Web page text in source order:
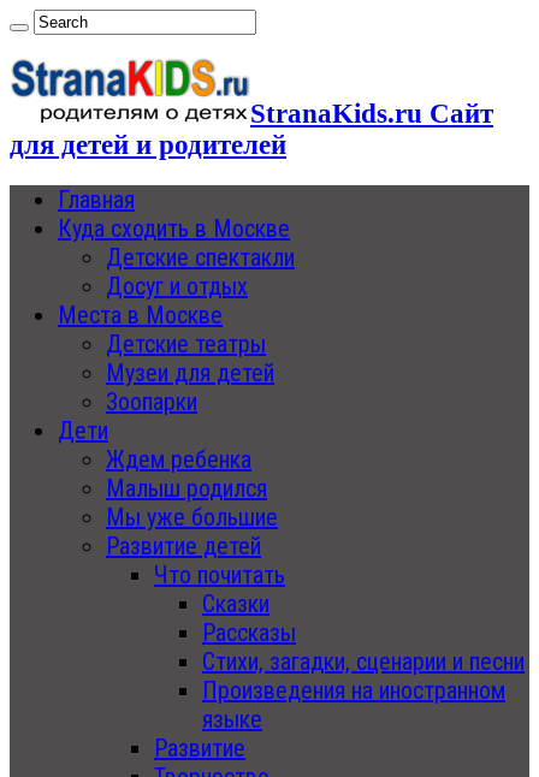
StranaKids.ru Сайт
для детей и родителей
Главная
Куда сходить в Москве
Детские спектакли
Досуг и отдых
Места в Москве
Детские театры
Музеи для детей
Зоопарки
Дети
Ждем ребенка
Малыш родился
Мы уже большие
Развитие детей
Что почитать
Сказки
Рассказы
Стихи, загадки, сценарии и песни
Произведения на иностранном
языке
Развитие